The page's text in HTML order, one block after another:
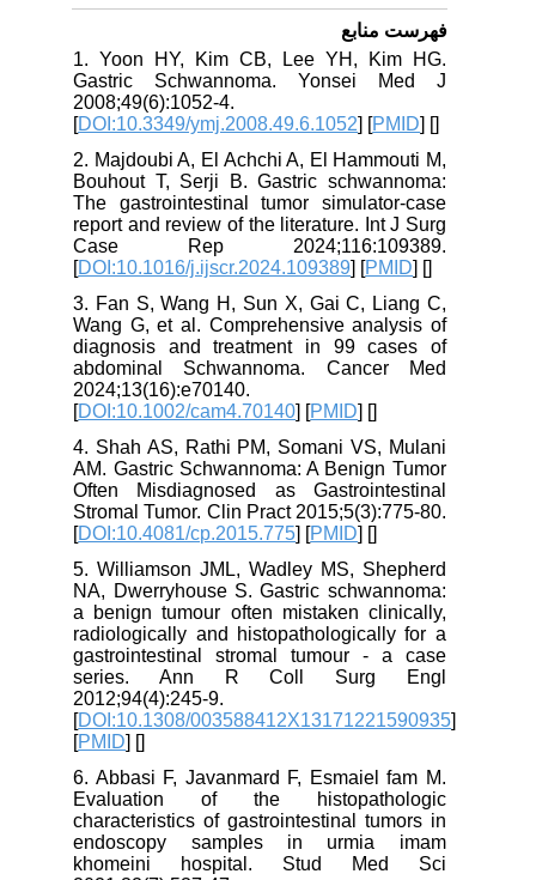
فهرست منابع
1. Yoon HY, Kim CB, Lee YH, Kim HG.
Gastric Schwannoma. Yonsei Med J
2008;49(6):1052-4.
[DOI:10.3349/ymj.2008.49.6.1052] [PMID] [
2. Majdoubi A, El Achchi A, El Hammouti M,
Bouhout T, Serji B. Gastric schwannoma:
The gastrointestinal tumor simulator-case
report and review of the literature. Int J Surg
Case Rep 2024;116:109389.
[DOI:10.1016/j.ijscr.2024.109389] [PMID] [
3. Fan S, Wang H, Sun X, Gai C, Liang C,
Wang G, et al. Comprehensive analysis of
diagnosis and treatment in 99 cases of
abdominal Schwannoma. Cancer Med
2024;13(16):e70140.
[DOI:10.1002/cam4.70140] [PMID] [
4. Shah AS, Rathi PM, Somani VS, Mulani
AM. Gastric Schwannoma: A Benign Tumor
Often Misdiagnosed as Gastrointestinal
Stromal Tumor. Clin Pract 2015;5(3):775-80.
[DOI:10.4081/cp.2015.775] [PMID] [
5. Williamson JML, Wadley MS, Shepherd
NA, Dwerryhouse S. Gastric schwannoma:
a benign tumour often mistaken clinically,
radiologically and histopathologically for a
gastrointestinal stromal tumour - a case
series. Ann R Coll Surg Engl
2012;94(4):245-9.
[DOI:10.1308/003588412X13171221590935
[PMID] [
6. Abbasi F, Javanmard F, Esmaiel fam M.
Evaluation of the histopathologic
characteristics of gastrointestinal tumors in
endoscopy samples in urmia imam
khomeini hospital. Stud Med Sci